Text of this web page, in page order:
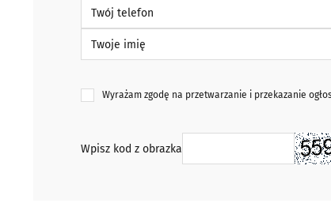
Wyrażam zgodę na przetwarzanie i przekazanie
Wpisz kod z obrazka